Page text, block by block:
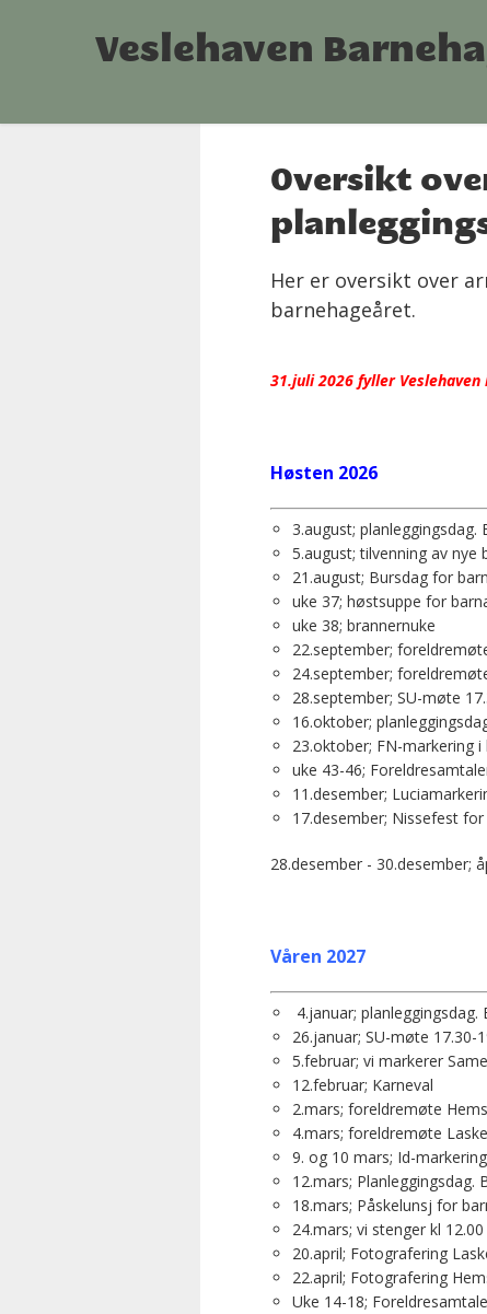
Veslehaven
Oversikt
Her er oversikt over
barnehageåret.
31.juli 2026 fyller Veslehaven
Høsten 2026
3.august; planleggingsdag.
5.august; tilvenning av
21.august; Bursdag for
uke 37; høstsuppe for
uke 38; brannernuke
22.september;
24.september;
28.september; SU-møte
16.oktober;
23.oktober; FN-markering i
uke 43-46;
11.desember;
17.desember; Nissefest for
28.desember - 30.desember;
Våren 2027
4.januar;
26.januar; SU-møte 17.30-
5.februar; vi markerer
12.februar; Karneval
2.mars; foreldremøte
4.mars; foreldremøte
9. og 10 mars; Id-
12.mars; Planleggingsdag.
18.mars; Påskelunsj for
24.mars; vi stenger kl 12.00
20.april; Fotografering
22.april; Fotografering
Uke 14-18;